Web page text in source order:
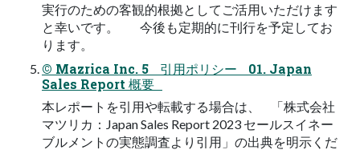
実行のための客観的根拠としてご活用いただけます
と幸いです。 今後も定期的に刊行を予定してお
ります。
© Mazrica Inc. 5 引用ポリシー 01. Japan
Sales Report 概要
本レポートを引用や転載する場合は、 「株式会社
マツリカ：Japan Sales Report 2023 セールスイネー
ブルメントの実態調査より引用」の出典を明示くだ